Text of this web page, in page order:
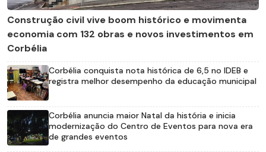
Construção civil vive boom histórico e movimenta
economia com 132 obras e novos investimentos em
Corbélia
Corbélia conquista nota histórica de 6,5 no IDEB e
registra melhor desempenho da educação municipal
Corbélia anuncia maior Natal da história e inicia
modernização do Centro de Eventos para nova era
de grandes eventos